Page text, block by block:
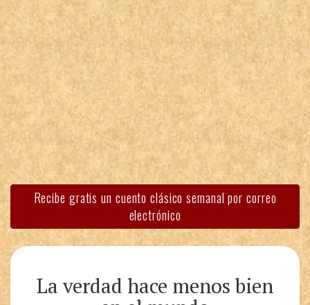
Recibe gratis un cuento clásico semanal por correo
electrónico
La verdad hace menos bien